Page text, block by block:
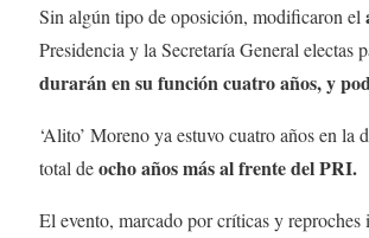
Sin algún tipo de oposición, modificaron el
Presidencia y la Secretaría General
durarán en su función cuatro años, y
‘Alito’ Moreno ya estuvo cuatro años en
total deocho años más al frente del PRI.
El evento, marcado por críticas y